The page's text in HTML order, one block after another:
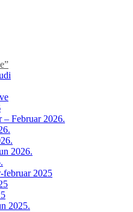
– Februar 2026.
2026.
februar 2025
2025.